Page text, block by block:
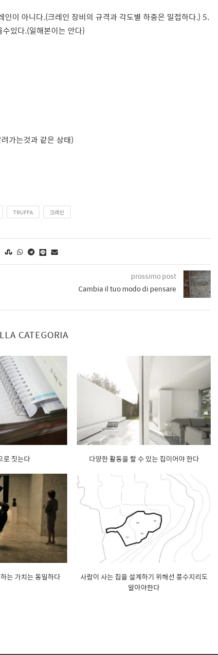
이 아니다.(크레인 장비의 규격과 각도별 하중은 밀접하다.) 5.
있다.(일해본이는 안다)
가는것과 같은 상태)
TRUFFA 크레인
prossimo post
Cambia il tuo modo di pensare
CATEGORIA
로 짓는다 다양한 활동을 할 수 있는 집이어야 한다
는 가치는 동일하다
사람이 사는 집을 설계하기 위해선 풍수지리도
알아야한다